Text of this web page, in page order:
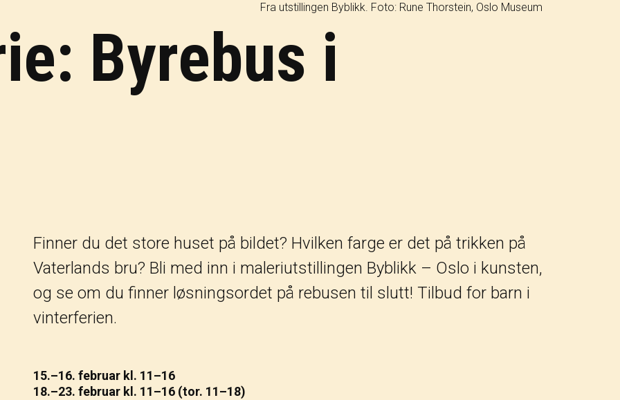
Byrebus i
Fra utstillingen Byblikk. Foto: Rune Thorstein, Oslo Museum
Finner du det store huset på bildet? Hvilken farge er det på trikken på
Vaterlands bru? Bli med inn i maleriutstillingen Byblikk – Oslo i kunsten,
og se om du finner løsningsordet på rebusen til slutt! Tilbud for barn i
vinterferien.
15.–16. februar kl. 11–16
18.–23. februar kl. 11–16 (tor. 11–18)